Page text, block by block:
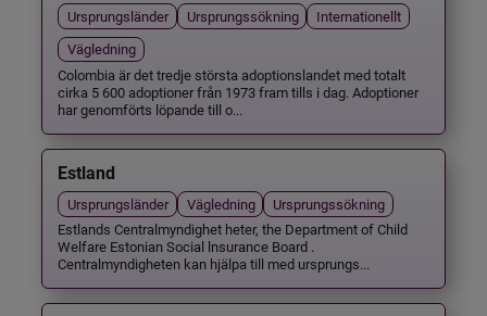
Ursprungsländer Ursprungssökning
Internationellt
Vägledning
Colombia är det tredje största adoptionslandet med totalt
cirka 5 600 adoptioner från 1973 fram tills i dag. Adoptioner
har genomförts löpande till o...
Estland
Ursprungsländer Vägledning
Ursprungssökning
Estlands Centralmyndighet heter, the Department of Child
Welfare Estonian Social lnsurance Board .
Centralmyndigheten kan hjälpa till med ursprungs...